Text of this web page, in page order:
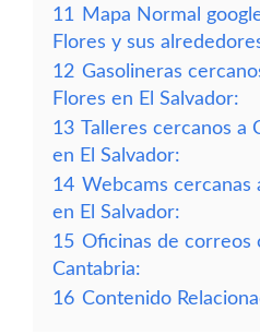
11
Mapa Normal
Flores y sus
12 Gasolineras
Flores en El Salvador:
13 Talleres cercanos a
en El Salvador:
14 Webcams cercanas
en El Salvador:
15 Oficinas de correos
Cantabria:
16 Contenido